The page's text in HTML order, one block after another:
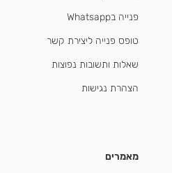
פנייה בWhatsapp
טופס פנייה ליצירת קשר
שאלות ותשובות נפוצות
הצהרת נגישות
מאמרים